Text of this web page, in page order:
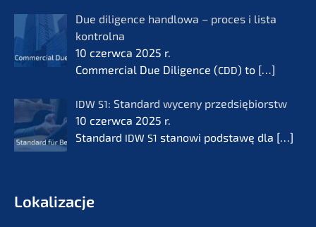
Due diligence handlo­wa – proces i lista
kontrol­na
10 czerw­ca 2025 r.
Commer­cial Due Diligence (CDD) to […]
IDW S1: Standard wyceny przedsię­bi­orstw
10 czerw­ca 2025 r.
Standard IDW S1 stanowi podsta­wę dla […]
Lokali­zac­je